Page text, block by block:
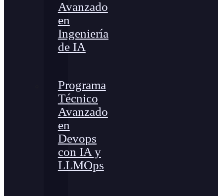
Avanzado
en
Ingeniería
de IA
Programa
Técnico
Avanzado
en
Devops
con IA y
LLMOps